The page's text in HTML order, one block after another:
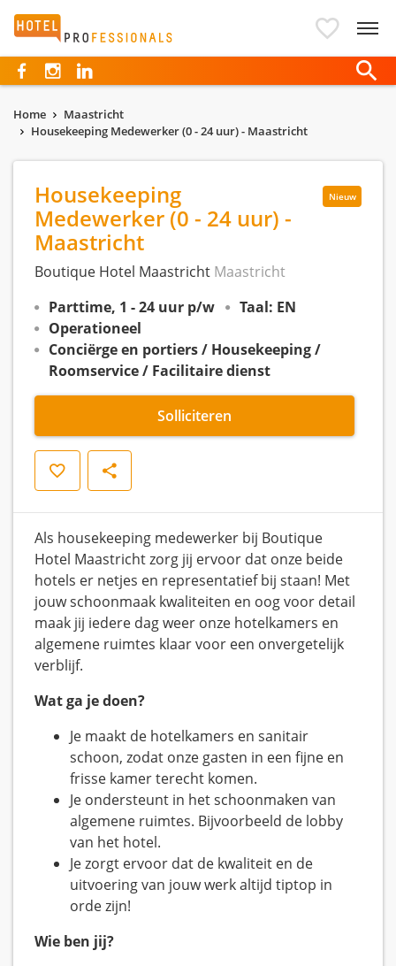
Hotelprofessionals
Home
Maastricht
Housekeeping Medewerker (0 - 24 uur) - Maastricht
Nieuw
Housekeeping
Medewerker (0 - 24 uur) -
Maastricht
Boutique Hotel Maastricht Maastricht
Parttime, 1 - 24 uur p/w
Taal: EN
Operationeel
Conciërge en portiers / Housekeeping /
Roomservice / Facilitaire dienst
Solliciteren
Opslaan Delen
Als housekeeping medewerker bij Boutique
Hotel Maastricht zorg jij ervoor dat onze beide
hotels er netjes en representatief bij staan! Met
jouw schoonmaak kwaliteiten en oog voor detail
maak jij iedere dag weer onze hotelkamers en
algemene ruimtes klaar voor een onvergetelijk
verblijf.
Wat ga je doen?
Je maakt de hotelkamers en sanitair
schoon, zodat onze gasten in een fijne en
frisse kamer terecht komen.
Je ondersteunt in het schoonmaken van
algemene ruimtes. Bijvoorbeeld de lobby
van het hotel.
Je zorgt ervoor dat de kwaliteit en de
uitvoering van jouw werk altijd tiptop in
orde zijn!
Wie ben jij?